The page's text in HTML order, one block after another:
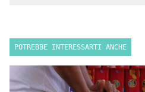
POTREBBE INTERESSARTI ANCHE